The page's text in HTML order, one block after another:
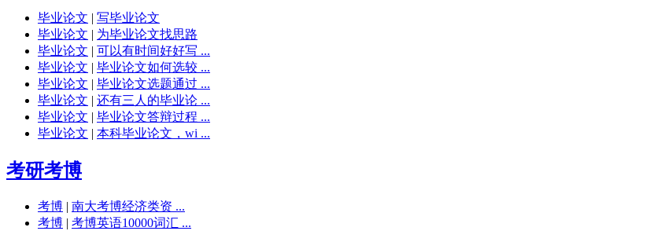
毕业论文 | 写毕业论文
毕业论文 | 为毕业论文找思路
毕业论文 | 可以有时间好好写 ...
毕业论文 | 毕业论文如何选较 ...
毕业论文 | 毕业论文选题通过 ...
毕业论文 | 还有三人的毕业论 ...
毕业论文 | 毕业论文答辩过程 ...
毕业论文 | 本科毕业论文，wi ...
考研考博
考博 | 南大考博经济类资 ...
考博 | 考博英语10000词汇 ...